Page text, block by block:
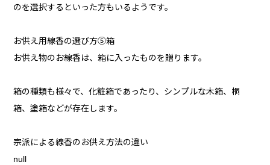
のを選択するといった方もいるようです。
お供え用線香の選び方⑤箱
お供え物のお線香は、箱に入ったものを贈ります。
箱の種類も様々で、化粧箱であったり、シンプルな木箱、桐
箱、塗箱などが存在します。
宗派による線香のお供え方法の違い
null